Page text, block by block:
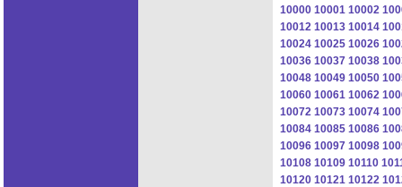
10000 10001 10002
10012 10013 10014
10024 10025 10026
10036 10037 10038
10048 10049 10050
10060 10061 10062
10072 10073 10074
10084 10085 10086
10096 10097 10098
10108 10109 10110
10120 10121 10122